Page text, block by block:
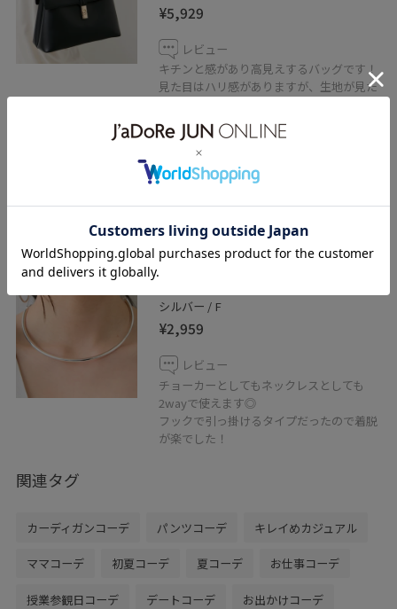
¥5,929
レビュー
キチンと感があり高見えするバッグです！
見た目はハリ感がありますが、生地が見た
たです。
500mlのバトルが縦だと少し出るサイズで
すが、横に倒せばすっぽり入ります。
冠婚葬祭や学校行事など色んなシーンで使
VIS
シルバー / F
¥2,959
レビュー
チョーカーとしてもネックレスとしても
2wayで使えます◎
フックで引っ掛けるタイプだったので着脱
が楽でした！
関連タグ
カーディガンコーデ パンツコーデ キレイめカジュアル
ママコーデ 初夏コーデ 夏コーデ お仕事コーデ
授業参観日コーデ デートコーデ お出かけコーデ